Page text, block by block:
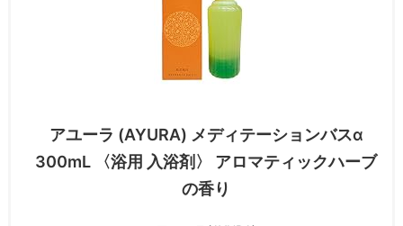
アユーラ (AYURA) メディテーションバスα
300mL 〈浴用 入浴剤〉 アロマティックハーブ
の香り